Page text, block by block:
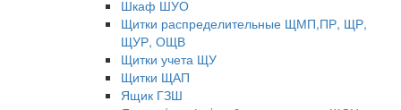
Шкаф ШУО
Щитки распределительные ЩМП,ПР, ЩР,
ЩУР, ОЩВ
Щитки учета ЩУ
Щитки ЩАП
Ящик ГЗШ